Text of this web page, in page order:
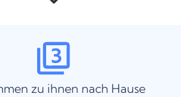
zu ihnen nach Hause